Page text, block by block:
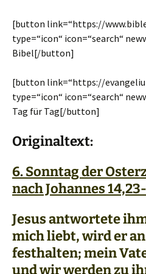
[button link=“https://
type=“icon“ icon=“search“
Bibel[/button]
[button link=“https://
type=“icon“ icon=“search“
Tag für Tag[/button]
Originaltext:
6. Sonntag der
nach Johannes
Jesus antwortete
mich liebt, wird er
festhalten; mein
und wir werden zu